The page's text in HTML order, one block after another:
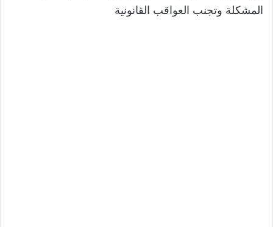
المشكلة وتجنب العواقب القانونية